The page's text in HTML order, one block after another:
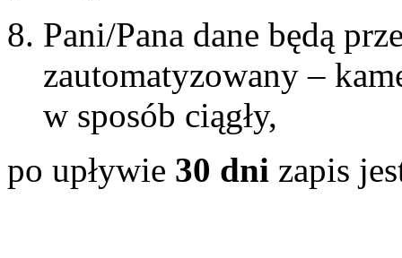
Pani/Pana dane będą
zautomatyzowany –
w sposób ciągły,
po upływie 30 dni zapis